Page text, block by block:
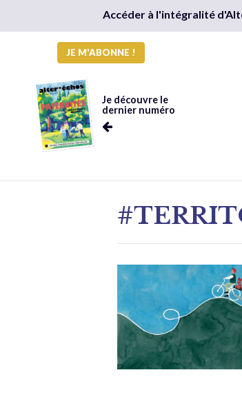
Accéder à l'intégralité
JE M'ABONNE !
Je découvre le
dernier numéro